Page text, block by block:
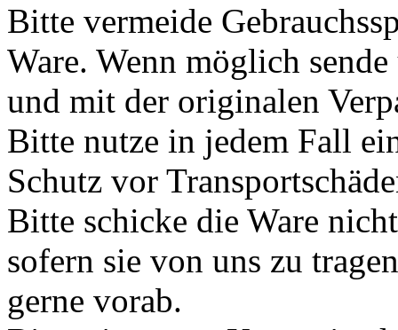
Bitte vermeide
Ware. Wenn möglich
und mit der originalen
Bitte nutze in jedem Fall
Schutz vor
Bitte schicke die Ware
sofern sie von uns zu
gerne vorab.